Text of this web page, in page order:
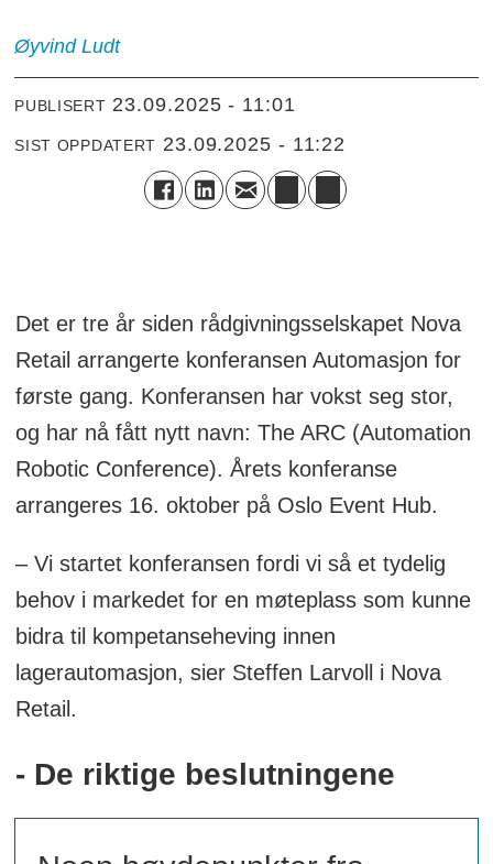
Øyvind Ludt
PUBLISERT 23.09.2025 - 11:01
SIST OPPDATERT 23.09.2025 - 11:22
Det er tre år siden rådgivningsselskapet Nova
Retail arrangerte konferansen Automasjon for
første gang. Konferansen har vokst seg stor,
og har nå fått nytt navn: The ARC (Automation
Robotic Conference). Årets konferanse
arrangeres 16. oktober på Oslo Event Hub.
– Vi startet konferansen fordi vi så et tydelig
behov i markedet for en møteplass som kunne
bidra til kompetanseheving innen
lagerautomasjon, sier Steffen Larvoll i Nova
Retail.
- De riktige beslutningene